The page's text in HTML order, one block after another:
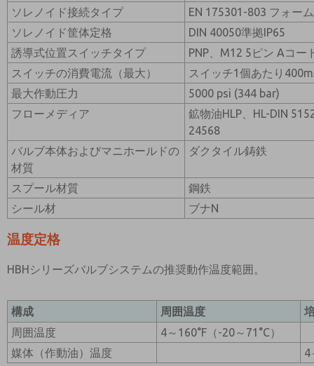
ソレノイド接続タイプ
EN 175301-803 フォー
ソレノイド筐体定格
DIN 40050準拠IP65
誘導式位置スイッチタイプ
PNP、M12 5ピン Aコー
スイッチの消費電流（最大）
スイッチ1個あたり
最大作動圧力
5000 psi (344 bar)
フローメディア
鉱物油HLP、HL-DIN
24568
バルブ本体およびマニホールドの
材質
ダクタイル鋳鉄
スプール材質
鋼鉄
シール材
ブナN
温度定格
HBHシリーズバルブシステムの推奨動作温度範囲。
構成 周囲温度
周囲温度
4～160°F（-20～71°C）
媒体（作動油）温度
4